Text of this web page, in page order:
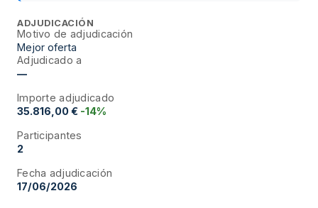
ADJUDICACIÓN
Motivo de adjudicación
Mejor oferta
Adjudicado a
—
Importe adjudicado
35.816,00 € -14%
Participantes
2
Fecha adjudicación
17/06/2026